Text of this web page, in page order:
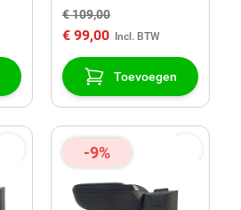
€ 109,00
€ 99,00
Toevoegen
-9%